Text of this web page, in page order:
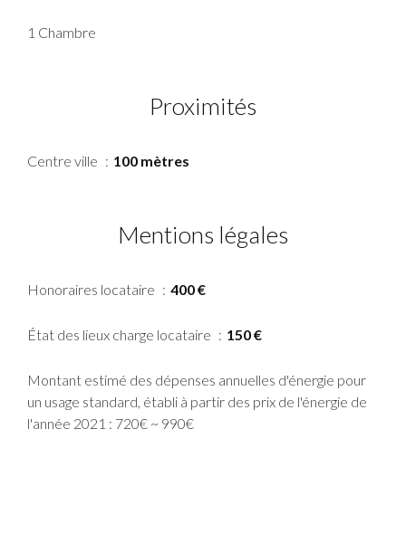
1 Chambre
Proximités
Centre ville 100 mètres
Mentions légales
Honoraires locataire 400 €
État des lieux charge locataire 150 €
Montant estimé des dépenses annuelles d'énergie pour
un usage standard, établi à partir des prix de l'énergie de
l'année 2021 : 720€ ~ 990€